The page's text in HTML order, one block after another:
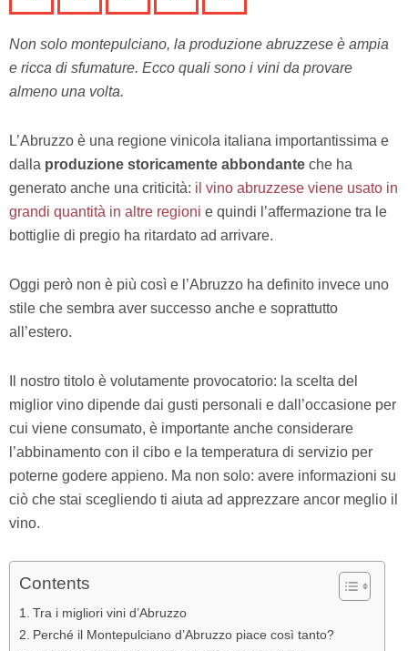
Non solo montepulciano, la produzione abruzzese è ampia
e ricca di sfumature. Ecco quali sono i vini da provare
almeno una volta.
L’Abruzzo è una regione vinicola italiana importantissima e
dalla produzione storicamente abbondante che ha
generato anche una criticità: il vino abruzzese viene usato in
grandi quantità in altre regioni e quindi l’affermazione tra le
bottiglie di pregio ha ritardato ad arrivare.
Oggi però non è più così e l’Abruzzo ha definito invece uno
stile che sembra aver successo anche e soprattutto
all’estero.
Il nostro titolo è volutamente provocatorio: la scelta del
miglior vino dipende dai gusti personali e dall’occasione per
cui viene consumato, è importante anche considerare
l’abbinamento con il cibo e la temperatura di servizio per
poterne godere appieno. Ma non solo: avere informazioni su
ciò che stai scegliendo ti aiuta ad apprezzare ancor meglio il
vino.
Contents
Tra i migliori vini d’Abruzzo
Perché il Montepulciano d’Abruzzo piace così tanto?